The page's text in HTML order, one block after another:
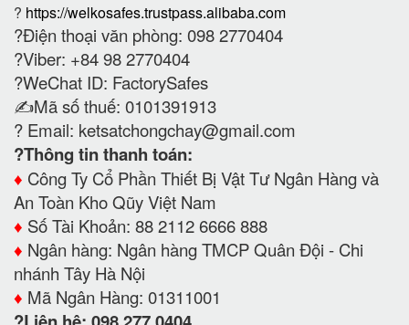
? https://welkosafes.trustpass.alibaba.com
?Điện thoại văn phòng: 098 2770404
?Viber: +84 98 2770404
?WeChat ID: FactorySafes
✍️Mã số thuế: 0101391913
? Email: ketsatchongchay@gmail.com
?Thông tin thanh toán:
♦️ Công Ty Cổ Phần Thiết Bị Vật Tư Ngân Hàng và
An Toàn Kho Qũy Việt Nam
♦️ Số Tài Khoản: 88 2112 6666 888
♦️ Ngân hàng: Ngân hàng TMCP Quân Đội - Chi
nhánh Tây Hà Nội
♦️ Mã Ngân Hàng: 01311001